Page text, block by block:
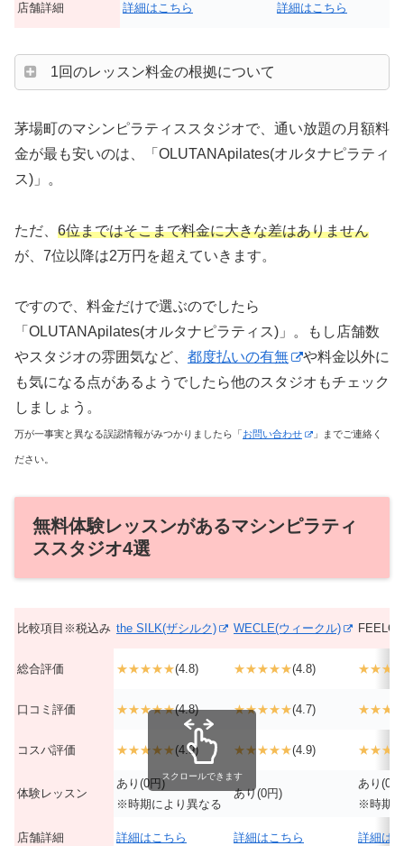
店舗詳細 詳細はこちら 詳細はこちら
1回のレッスン料金の根拠について
茅場町のマシンピラティススタジオで、通い放題の月額料
金が最も安いのは、「OLUTANApilates(オルタナピラティ
ス)」。
ただ、 6位まではそこまで料金に大きな差はありません
が、7位以降は2万円を超えていきます。
ですので、料金だけで選ぶのでしたら
「OLUTANApilates(オルタナピラティス)」。もし店舗数
やスタジオの雰囲気など、 都度払いの有無
や料金以外に
も気になる点があるようでしたら他のスタジオもチェック
しましょう。
万が一事実と異なる誤認情報がみつかりましたら「 お問い合わせ 」までご連絡く
ださい。
無料体験レッスンがあるマシンピラティ
ススタジオ4選
比較項目※税込み the SILK(ザシルク) WECLE(ウィークル)
総合評価 ★★★★★(4.8) ★★★★★(4.8)
口コミ評価 ★★★★★(4.8) ★★★★★(4.7)
コスパ評価 ★★★★★(4.9) ★★★★★(4.9)
体験レッスン
あり(0円)
※時期により異なる
あり(0円)
あり(0
※時期
店舗詳細 詳細はこちら 詳細はこちら 詳細は
スクロールできます